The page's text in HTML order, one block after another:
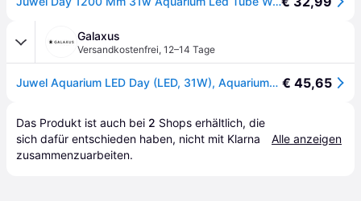
Galaxus
Versandkostenfrei, 12–14 Tage
Juwel Aquarium LED Day (LED, 31W), Aquariumbeleuchtung € 45,65
Das Produkt ist auch bei 2 Shops erhältlich, die
sich dafür entschieden haben, nicht mit Klarna
zusammenzuarbeiten.
Alle anzeigen